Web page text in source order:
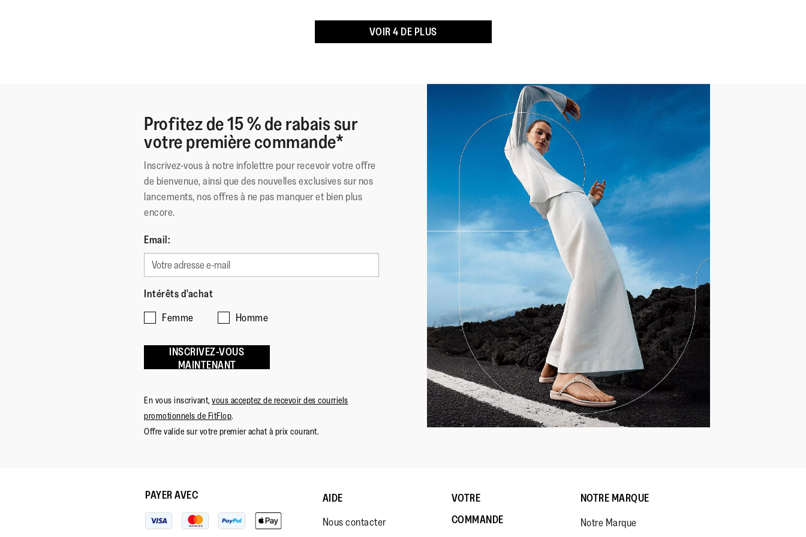
Doublure
Fermeture:
VOIR 4 DE PLUS
Profitez de 15 % de rabais sur
votre première commande*
Inscrivez-vous à notre infolettre pour recevoir votre offre
de bienvenue, ainsi que des nouvelles exclusives sur nos
lancements, nos offres à ne pas manquer et bien plus
encore.
Email:
Intérêts d'achat
Femme
Homme
INSCRIVEZ-VOUS
MAINTENANT
En vous inscrivant, vous acceptez de recevoir des courriels
promotionnels de FitFlop.
Offre valide sur votre premier achat à prix courant.
PAYER AVEC
AIDE
Nous contacter
VOTRE
COMMANDE
NOTRE MARQUE
Notre Marque